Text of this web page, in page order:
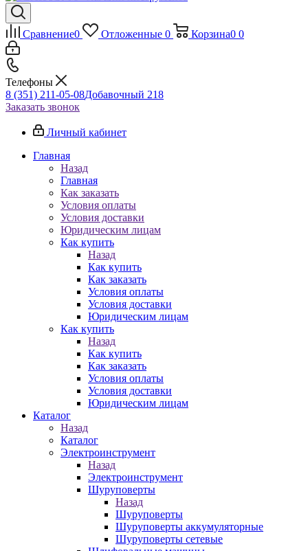
Сравнение0 Отложенные 0 Корзина0 0
Телефоны
8 (351) 211-05-08Добавочный 218
Заказать звонок
Личный кабинет
Главная
Назад
Главная
Как заказать
Условия оплаты
Условия доставки
Юридическим лицам
Как купить
Назад
Как купить
Как заказать
Условия оплаты
Условия доставки
Юридическим лицам
Как купить
Назад
Как купить
Как заказать
Условия оплаты
Условия доставки
Юридическим лицам
Каталог
Назад
Каталог
Электроинструмент
Назад
Электроинструмент
Шуруповерты
Назад
Шуруповерты
Шуруповерты аккумуляторные
Шуруповерты сетевые